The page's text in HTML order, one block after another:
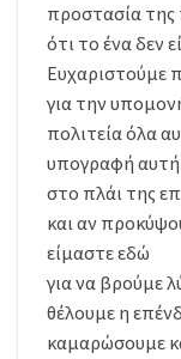
προστασία της
ότι το ένα δεν
Ευχαριστούμε
για την
πολιτεία όλα
υπογραφή
στο πλάι της
και αν
είμαστε εδώ
για να βρούμε
θέλουμε η
καμαρώσουμε